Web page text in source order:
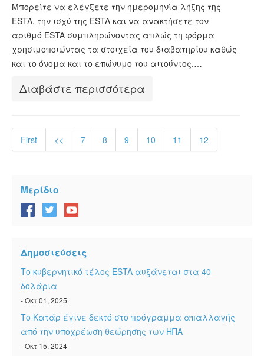
Μπορείτε να ελέγξετε την ημερομηνία λήξης της
ESTA, την ισχύ της ESTA και να ανακτήσετε τον
αριθμό ESTA συμπληρώνοντας απλώς τη φόρμα
χρησιμοποιώντας τα στοιχεία του διαβατηρίου καθώς
και το όνομα και το επώνυμο του αιτούντος.…
Διαβάστε περισσότερα
First << 7 8 9 10 11 12
Μερίδιο
Δημοσιεύσεις
Το κυβερνητικό τέλος ESTA αυξάνεται στα 40
δολάρια
- Οκτ 01, 2025
Το Κατάρ έγινε δεκτό στο πρόγραμμα απαλλαγής
από την υποχρέωση θεώρησης των ΗΠΑ
- Οκτ 15, 2024